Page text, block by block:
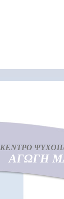
ΚΕΝΤΡΟ
ΑΓΩΓΗ